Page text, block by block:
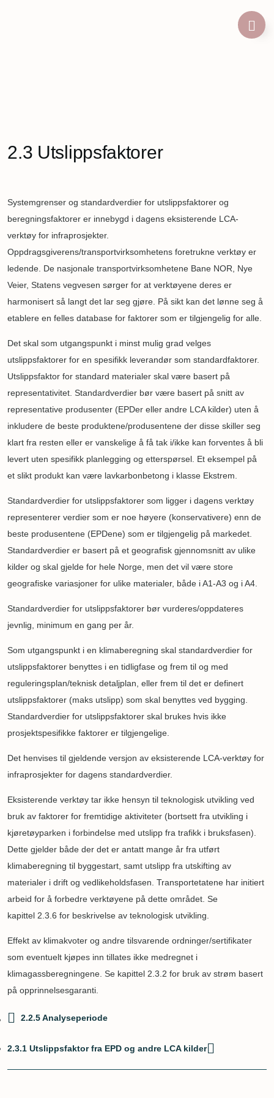
Navigasjonssti
2.3 Utslippsfaktorer
Systemgrenser og standardverdier for utslippsfaktorer og
beregningsfaktorer er innebygd i dagens eksisterende LCA-
verktøy for infraprosjekter.
Oppdragsgiverens/transportvirksomhetens foretrukne verktøy er
ledende. De nasjonale transportvirksomhetene Bane NOR, Nye
Veier, Statens vegvesen sørger for at verktøyene deres er
harmonisert så langt det lar seg gjøre. På sikt kan det lønne seg å
etablere en felles database for faktorer som er tilgjengelig for alle.
Det skal som utgangspunkt i minst mulig grad velges
utslippsfaktorer for en spesifikk leverandør som standardfaktorer.
Utslippsfaktor for standard materialer skal være basert på
representativitet. Standardverdier bør være basert på snitt av
representative produsenter (EPDer eller andre LCA kilder) uten å
inkludere de beste produktene/produsentene der disse skiller seg
klart fra resten eller er vanskelige å få tak i/ikke kan forventes å bli
levert uten spesifikk planlegging og etterspørsel. Et eksempel på
et slikt produkt kan være lavkarbonbetong i klasse Ekstrem.
Standardverdier for utslippsfaktorer som ligger i dagens verktøy
representerer verdier som er noe høyere (konservativere) enn de
beste produsentene (EPDene) som er tilgjengelig på markedet.
Standardverdier er basert på et geografisk gjennomsnitt av ulike
kilder og skal gjelde for hele Norge, men det vil være store
geografiske variasjoner for ulike materialer, både i A1-A3 og i A4.
Standardverdier for utslippsfaktorer bør vurderes/oppdateres
jevnlig, minimum en gang per år.
Som utgangspunkt i en klimaberegning skal standardverdier for
utslippsfaktorer benyttes i en tidligfase og frem til og med
reguleringsplan/teknisk detaljplan, eller frem til det er definert
utslippsfaktorer (maks utslipp) som skal benyttes ved bygging.
Standardverdier for utslippsfaktorer skal brukes hvis ikke
prosjektspesifikke faktorer er tilgjengelige.
Det henvises til gjeldende versjon av eksisterende LCA-verktøy for
infraprosjekter for dagens standardverdier.
Eksisterende verktøy tar ikke hensyn til teknologisk utvikling ved
bruk av faktorer for fremtidige aktiviteter (bortsett fra utvikling i
kjøretøyparken i forbindelse med utslipp fra trafikk i bruksfasen).
Dette gjelder både der det er antatt mange år fra utført
klimaberegning til byggestart, samt utslipp fra utskifting av
materialer i drift og vedlikeholdsfasen. Transportetatene har initiert
arbeid for å forbedre verktøyene på dette området. Se
kapittel 2.3.6 for beskrivelse av teknologisk utvikling.
Effekt av klimakvoter og andre tilsvarende ordninger/sertifikater
som eventuelt kjøpes inn tillates ikke medregnet i
klimagassberegningene. Se kapittel 2.3.2 for bruk av strøm basert
på opprinnelsesgaranti.
for
2.2.5 Analyseperiode
2.3.1 Utslippsfaktor fra EPD og andre LCA kilder